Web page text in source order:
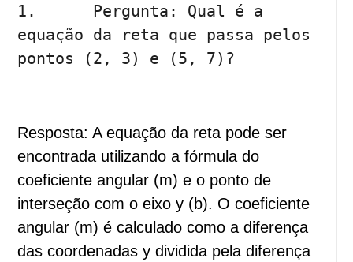
1.	Pergunta: Qual é a
equação da reta que passa pelos
Resposta: A equação da reta pode ser
encontrada utilizando a fórmula do
coeficiente angular (m) e o ponto de
interseção com o eixo y (b). O coeficiente
angular (m) é calculado como a diferença
das coordenadas y dividida pela diferença